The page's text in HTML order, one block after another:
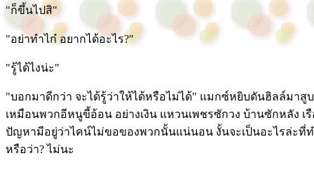
"ก็ขึ้นไปสิ"
"อย่าทำไก๋ อยากได้อะไร?"
"รู้ได้ไงน่ะ"
"บอกมาดีกว่า จะได้รู้ว่าให้ได้หรือไม่ได้" แมกซ์หยิบดันฮิลล์มา
เหมือนพวกอีหนูขี้อ้อน อย่างเงิน แหวนเพชรซักวง บ้านซักหลัง
ปัญหามีอยู่ว่าไคน์ไม่ขอของพวกนั้นแน่นอน งั้นจะเป็นอะไรล่ะที่ท
หรือว่า? ไม่นะ